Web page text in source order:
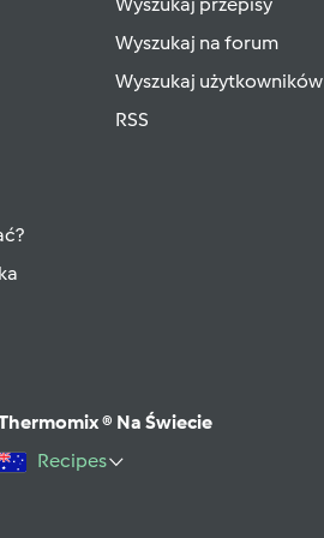
Wyszukaj na forum
Wyszukaj użytkowników
RSS
® Na Świecie
Recipes